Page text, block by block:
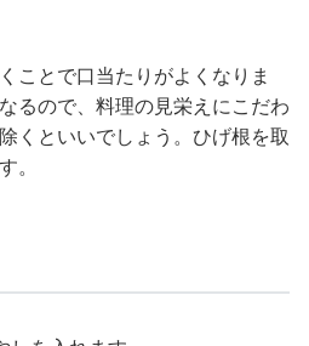
ことで口当たりがよくなりま
るので、料理の見栄えにこだわ
くといいでしょう。ひげ根を取
。